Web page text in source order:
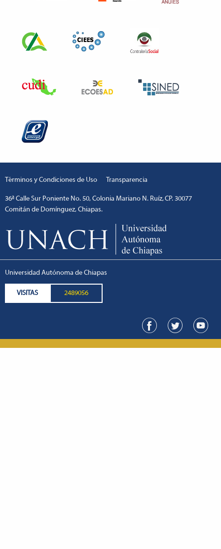
Términos y Condiciones de Uso Transparencia
36ª Calle Sur Poniente No. 50, Colonia Mariano N. Ruíz, CP. 30077
Comitán de Domínguez, Chiapas.
Universidad Autónoma de Chiapas
VISITAS 2489056